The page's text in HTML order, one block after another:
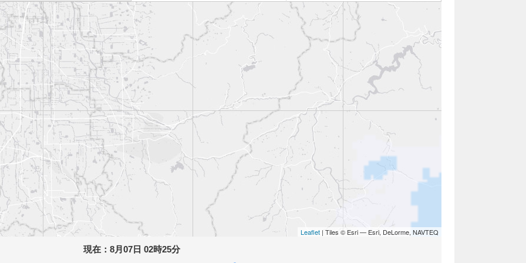
Leaflet | Tiles © Esri — Esri, DeLorme, NAVTEQ
現在： 8月07日 02時25分